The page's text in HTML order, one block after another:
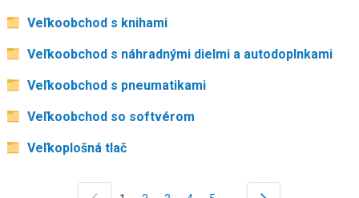
Veľkoobchod s knihami
Veľkoobchod s náhradnými dielmi a autodoplnkami
Veľkoobchod s pneumatikami
Veľkoobchod so softvérom
Veľkoplošná tlač